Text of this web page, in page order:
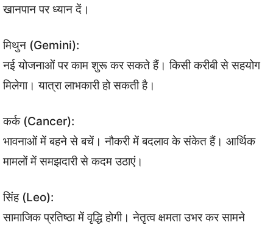
खानपान पर ध्यान दें।
मिथुन (Gemini):
नई योजनाओं पर काम शुरू कर सकते हैं। किसी करीबी से सहयोग
मिलेगा। यात्रा लाभकारी हो सकती है।
कर्क (Cancer):
भावनाओं में बहने से बचें। नौकरी में बदलाव के संकेत हैं। आर्थिक
मामलों में समझदारी से कदम उठाएं।
सिंह (Leo):
सामाजिक प्रतिष्ठा में वृद्धि होगी। नेतृत्व क्षमता उभर कर सामने